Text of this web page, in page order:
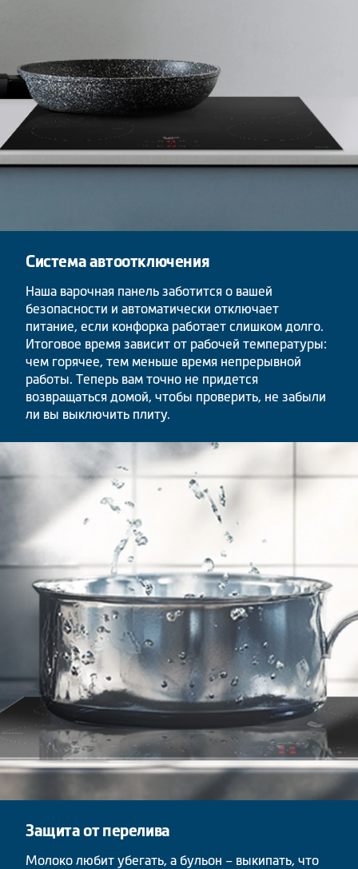
Система автоотключения
Наша варочная панель заботится о вашей
безопасности и автоматически отключает
питание, если конфорка работает слишком долго.
Итоговое время зависит от рабочей температуры:
чем горячее, тем меньше время непрерывной
работы. Теперь вам точно не придется
возвращаться домой, чтобы проверить, не забыли
ли вы выключить плиту.
Защита от перелива
Молоко любит убегать, а бульон – выкипать, что